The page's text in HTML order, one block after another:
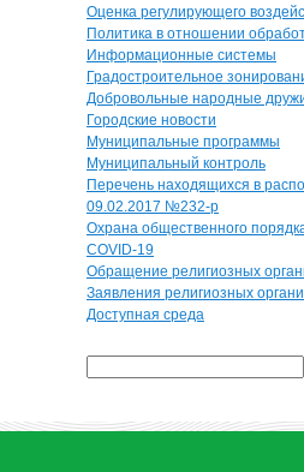
Оценка регулирующего
Политика в отношении
Информационные системы
Градостроительное
Добровольные народные
Городские новости
Муниципальные программы
Муниципальный контроль
Перечень находящихся в
09.02.2017 №232-р
Охрана общественного
COVID-19
Обращение религиозных
Заявления религиозных
Доступная среда